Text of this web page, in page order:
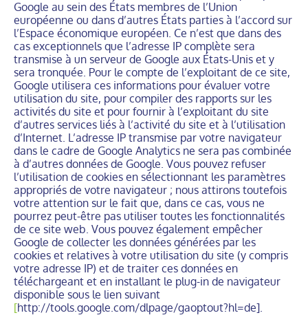
Google au sein des États membres de l’Union
européenne ou dans d’autres États parties à l’accord sur
l’Espace économique européen. Ce n’est que dans des
cas exceptionnels que l’adresse IP complète sera
transmise à un serveur de Google aux États-Unis et y
sera tronquée. Pour le compte de l’exploitant de ce site,
Google utilisera ces informations pour évaluer votre
utilisation du site, pour compiler des rapports sur les
activités du site et pour fournir à l’exploitant du site
d’autres services liés à l’activité du site et à l’utilisation
d’Internet. L’adresse IP transmise par votre navigateur
dans le cadre de Google Analytics ne sera pas combinée
à d’autres données de Google. Vous pouvez refuser
l’utilisation de cookies en sélectionnant les paramètres
appropriés de votre navigateur ; nous attirons toutefois
votre attention sur le fait que, dans ce cas, vous ne
pourrez peut-être pas utiliser toutes les fonctionnalités
de ce site web. Vous pouvez également empêcher
Google de collecter les données générées par les
cookies et relatives à votre utilisation du site (y compris
votre adresse IP) et de traiter ces données en
téléchargeant et en installant le plug-in de navigateur
disponible sous le lien suivant
[http://tools.google.com/dlpage/gaoptout?hl=de].